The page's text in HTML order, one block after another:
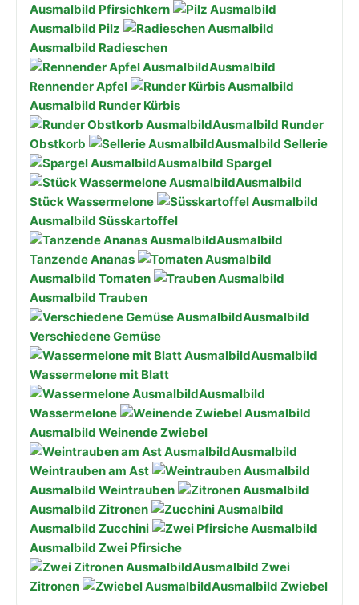
Ausmalbild Pfirsichkern
Ausmalbild Pilz
Ausmalbild Radieschen
Ausmalbild
Rennender Apfel
Ausmalbild Runder Kürbis
Ausmalbild Runder
Obstkorb
Ausmalbild Sellerie
Ausmalbild Spargel
Ausmalbild
Stück Wassermelone
Ausmalbild Süsskartoffel
Ausmalbild
Tanzende Ananas
Ausmalbild Tomaten
Ausmalbild Trauben
Ausmalbild
Verschiedene Gemüse
Ausmalbild
Wassermelone mit Blatt
Ausmalbild
Wassermelone
Ausmalbild Weinende Zwiebel
Ausmalbild
Weintrauben am Ast
Ausmalbild Weintrauben
Ausmalbild Zitronen
Ausmalbild Zucchini
Ausmalbild Zwei Pfirsiche
Ausmalbild Zwei
Zitronen
Ausmalbild Zwiebel